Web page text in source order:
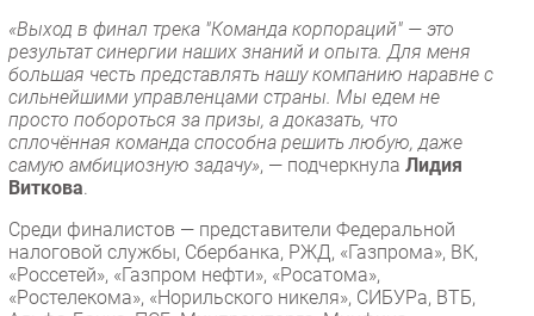
«Выход в финал трека "Команда корпораций" — это
результат синергии наших знаний и опыта. Для меня
большая честь представлять нашу компанию наравне с
сильнейшими управленцами страны. Мы едем не
просто побороться за призы, а доказать, что
сплочённая команда способна решить любую, даже
самую амбициозную задачу», — подчеркнула Лидия
Виткова
Среди финалистов — представители Федеральной
налоговой службы, Сбербанка, РЖД, «Газпрома», ВК,
«Россетей», «Газпром нефти», «Росатома»,
«Ростелекома», «Норильского никеля», СИБУРа, ВТБ,